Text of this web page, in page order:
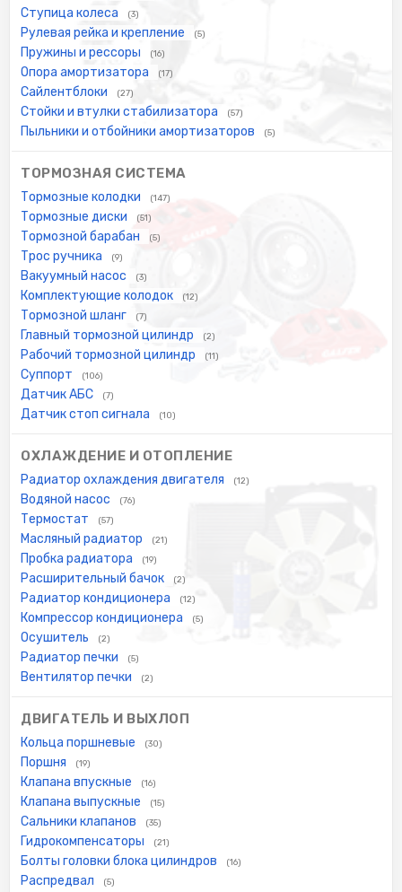
Ступица колеса (3)
Рулевая рейка и крепление (5)
Пружины и рессоры (16)
Опора амортизатора (17)
Сайлентблоки (27)
Стойки и втулки стабилизатора (57)
Пыльники и отбойники амортизаторов (5)
ТОРМОЗНАЯ СИСТЕМА
Тормозные колодки (147)
Тормозные диски (51)
Тормозной барабан (5)
Трос ручника (9)
Вакуумный насос (3)
Комплектующие колодок (12)
Тормозной шланг (7)
Главный тормозной цилиндр (2)
Рабочий тормозной цилиндр (11)
Суппорт (106)
Датчик АБС (7)
Датчик стоп сигнала (10)
ОХЛАЖДЕНИЕ И ОТОПЛЕНИЕ
Радиатор охлаждения двигателя (12)
Водяной насос (76)
Термостат (57)
Масляный радиатор (21)
Пробка радиатора (19)
Расширительный бачок (2)
Радиатор кондиционера (12)
Компрессор кондиционера (5)
Осушитель (2)
Радиатор печки (5)
Вентилятор печки (2)
ДВИГАТЕЛЬ И ВЫХЛОП
Кольца поршневые (30)
Поршня (19)
Клапана впускные (16)
Клапана выпускные (15)
Сальники клапанов (35)
Гидрокомпенсаторы (21)
Болты головки блока цилиндров (16)
Распредвал (5)